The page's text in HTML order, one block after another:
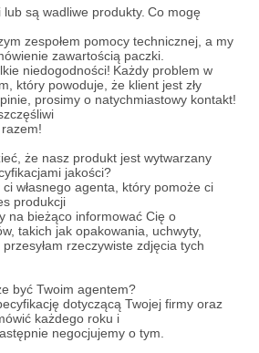
są wadliwe produkty. Co mogę
zespołem pomocy technicznej, a my
zawartością paczki.
niedogodności! Każdy problem w
który powoduje, że klient jest zły
prosimy o natychmiastowy kontakt!
że nasz produkt jest wytwarzany
jakości?
własnego agenta, który pomoże ci
produkcji
na bieżąco informować Cię o
takich jak opakowania, uchwyty,
rzeczywiste zdjęcia tych
być Twoim agentem?
dotyczącą Twojej firmy oraz
każdego roku i
negocjujemy o tym.